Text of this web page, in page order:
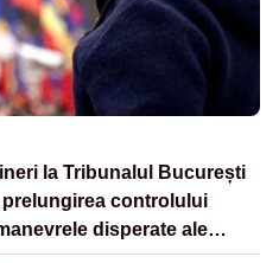
la Tribunalul București
controlului
disperate ale